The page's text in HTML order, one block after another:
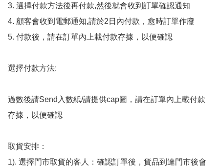
3. 選擇付款方法後再付款,然後就會收到訂單確認通知
4. 顧客會收到電郵通知,請於2日內付款，愈時訂單作廢
5. 付款後，請在訂單內上載付款存據，以便確認
選擇付款方法:
過數後請Send入數紙/請提供cap圖，請在訂單內上載付款
存據，以便確認
取貨安排：
1). 選擇門市取貨的客人：確認訂單後，貨品到達門市後會